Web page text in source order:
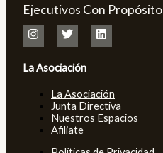
Ejecutivos Con Propósito
La Asociación
La Asociación
Junta Directiva
Nuestros Espacios
Afiliate